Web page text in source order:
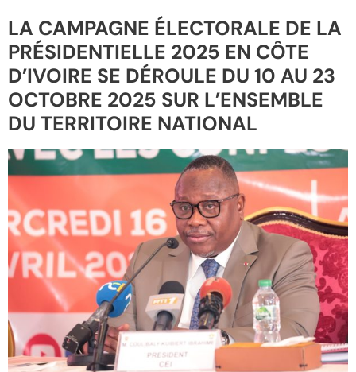
LA CAMPAGNE ÉLECTORALE DE LA
PRÉSIDENTIELLE 2025 EN CÔTE
D’IVOIRE SE DÉROULE DU 10 AU 23
OCTOBRE 2025 SUR L’ENSEMBLE
DU TERRITOIRE NATIONAL